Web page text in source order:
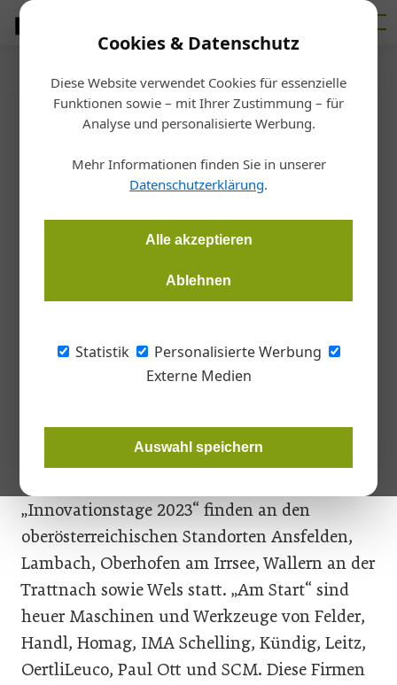
Cookies & Datenschutz
Diese Website verwendet Cookies für essenzielle
Funktionen sowie – mit Ihrer Zustimmung – für
Analyse und personalisierte Werbung.
Mehr Informationen finden Sie in unserer
Datenschutzerklärung.
Alle akzeptieren
Ablehnen
Statistik
Personalisierte Werbung
Externe Medien
Auswahl speichern
Startseite/ Fertigen
Hausmesse Innovationstage
Holzbearbeitung „live“
15.09.2023, 12:51 Uhr
wichtiger Branchentreff, bei dem viele namhafte Maschinen-
und Werkzeughersteller ihre Neuheiten und Trends für die
Am 11. und 12. Oktober 2023 können
Neuheiten für die Holzbearbeitung vor Ort
„begreifen“ und die zahlreich präsentierten
„Innovationstage 2023“ finden an den
oberösterreichischen Standorten Ansfelden,
Lambach, Oberhofen am Irrsee, Wallern an der
Trattnach sowie Wels statt. „Am Start“ sind
heuer Maschinen und Werkzeuge von Felder,
Handl, Homag, IMA Schelling, Kündig, Leitz,
Oertli­Leuco, Paul Ott und SCM. Diese Firmen